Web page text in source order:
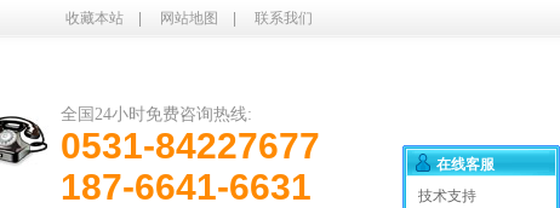
收藏本站 网站地图 联系我们
全国24小时免费咨询热线:
0531-84227677
187-6641-6631
在线客服
技术支持